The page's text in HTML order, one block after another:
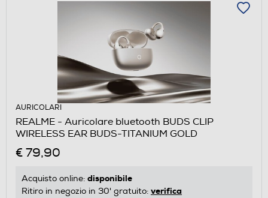
AURICOLARI
REALME - Auricolare bluetooth BUDS CLIP
WIRELESS EAR BUDS-TITANIUM GOLD
€ 79,90
Acquisto online: disponibile
Ritiro in negozio in 30' gratuito: verifica